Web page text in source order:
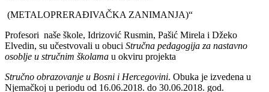
(METALOPRERAĐIVAČKA ZANIMANJA)“
Profesori naše škole, Idrizović Rusmin, Pašić Mirela i Džeko
Elvedin, su učestvovali u obuci Stručna pedagogija za nastavno
osoblje u stručnim školama u okviru projekta
Stručno obrazovanje u Bosni i Hercegovini. Obuka je izvedena u
Njemačkoj u periodu od 16.06.2018. do 30.06.2018. god.